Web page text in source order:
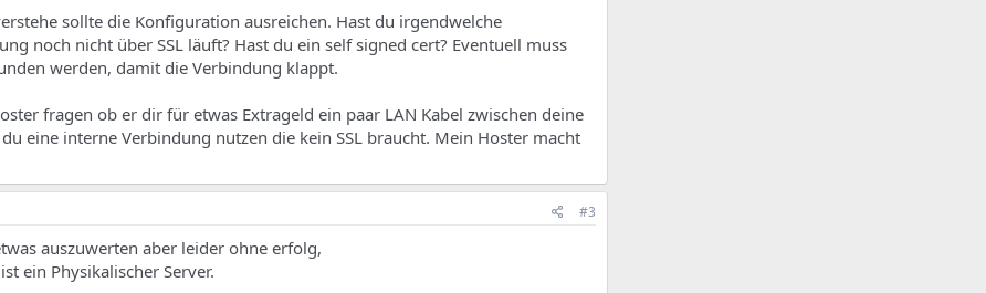
sollte die Konfiguration ausreichen. Hast du irgendwelche
noch nicht über SSL läuft? Hast du ein self signed cert? Eventuell muss
werden, damit die Verbindung klappt.
fragen ob er dir für etwas Extrageld ein paar LAN Kabel zwischen deine
eine interne Verbindung nutzen die kein SSL braucht. Mein Hoster macht
#3
auszuwerten aber leider ohne erfolg,
ein Physikalischer Server.